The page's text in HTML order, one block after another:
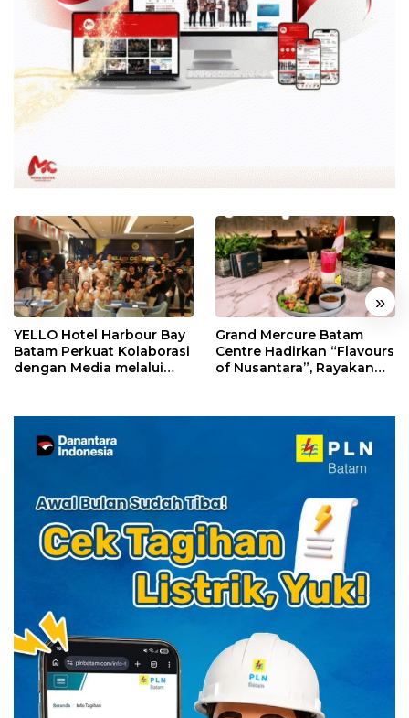
« »
YELLO Hotel Harbour Bay
Batam Perkuat Kolaborasi
dengan Media melalui
Grand Mercure Batam
Centre Hadirkan “Flavours
of Nusantara”, Rayakan